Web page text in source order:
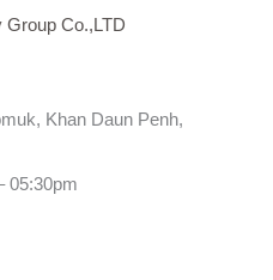
Group Co.,LTD
Khan Daun Penh,
05:30pm